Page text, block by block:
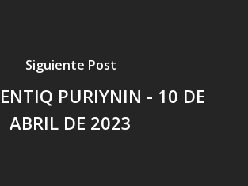
Siguiente Post
PURIYNIN - 10 DE
ABRIL DE 2023